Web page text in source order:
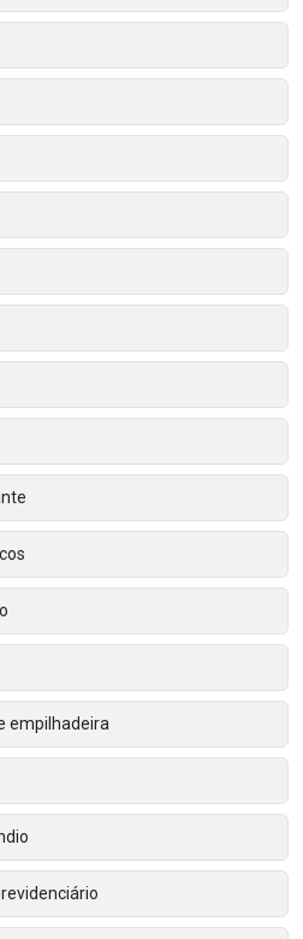
empilhadeira